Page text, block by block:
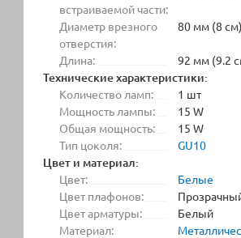
встраиваемой части:
Диаметр врезного
отверстия:
80 мм (8 см)
Длина: 92 мм (9.2
Технические характеристики:
Количество ламп:
1 шт
Мощность лампы:
15 W
Общая мощность:
15 W
Тип цоколя:
GU10
Цвет и материал:
Цвет:
Белые
Цвет плафонов:
Цвет арматуры:
Белый
Материал: